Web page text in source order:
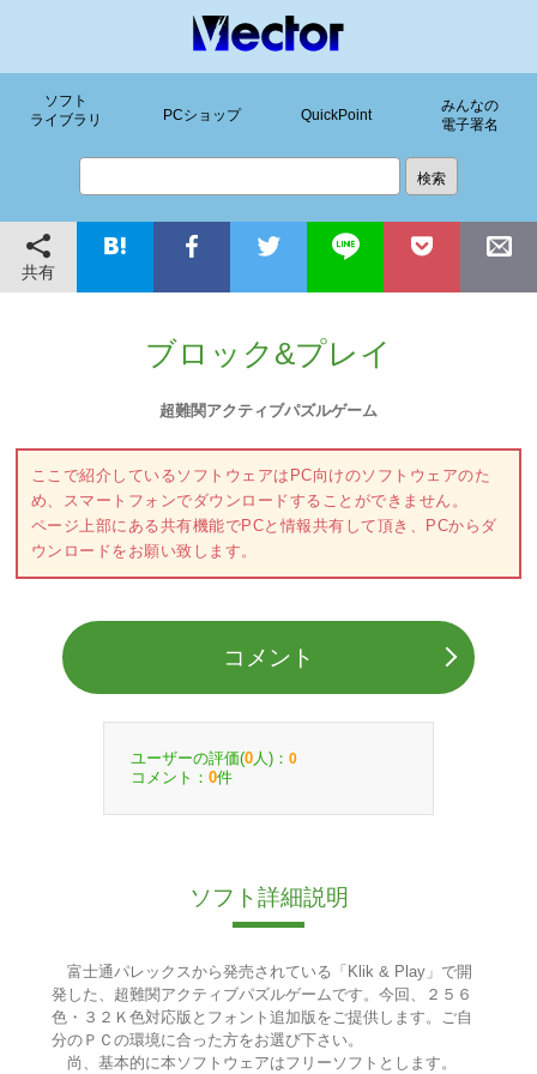
ソフト
ライブラリ
PCショップ QuickPoint
みんなの
電子署名
共有
ブロック&プレイ
超難関アクティブパズルゲーム
ここで紹介しているソフトウェアはPC向けのソフトウェアのた
め、スマートフォンでダウンロードすることができません。
ページ上部にある共有機能でPCと情報共有して頂き、PCからダ
ウンロードをお願い致します。
コメント
ユーザーの評価(0 人)： 0
コメント： 0件
ソフト詳細説明
富士通パレックスから発売されている「Klik & Play」で開
発した、超難関アクティブパズルゲームです。今回、２５６
色・３２Ｋ色対応版とフォント追加版をご提供します。ご自
分のＰＣの環境に合った方をお選び下さい。
尚、基本的に本ソフトウェアはフリーソフトとします。